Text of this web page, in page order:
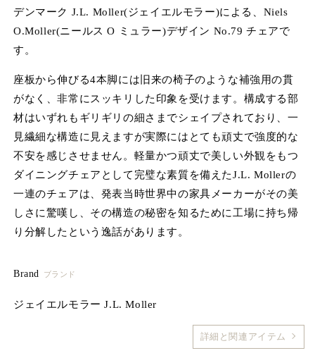
デ
ィ
ア
(1)
を
く
デンマーク J.L. Moller(ジェイエルモラー)による、Niels
O.Moller(ニールス O ミュラー)デザイン No.79 チェアで
す。
座板から伸びる4本脚には旧来の椅子のような補強用の貫
がなく、非常にスッキリした印象を受けます。構成する部
材はいずれもギリギリの細さまでシェイプされており、一
見繊細な構造に見えますが実際にはとても頑丈で強度的な
不安を感じさせません。軽量かつ頑丈で美しい外観をもつ
ダイニングチェアとして完璧な素質を備えたJ.L. Mollerの
一連のチェアは、発表当時世界中の家具メーカーがその美
しさに驚嘆し、その構造の秘密を知るために工場に持ち帰
り分解したという逸話があります。
Brand ブランド
ジェイエルモラー J.L. Moller
詳細と関連アイテム